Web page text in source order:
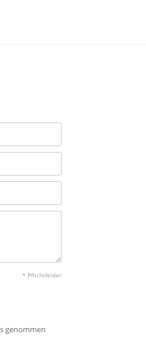
* Pflichtfelder
genommen